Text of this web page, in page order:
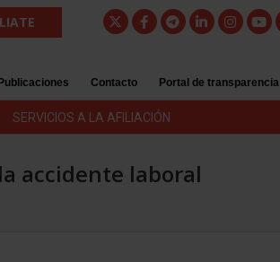
Publicaciones Contacto Portal de transparencia
SERVICIOS A LA AFILIACIÓN
accidente laboral